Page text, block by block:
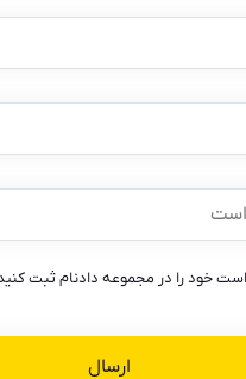
*
خود را در مجموعه دادنام ثبت